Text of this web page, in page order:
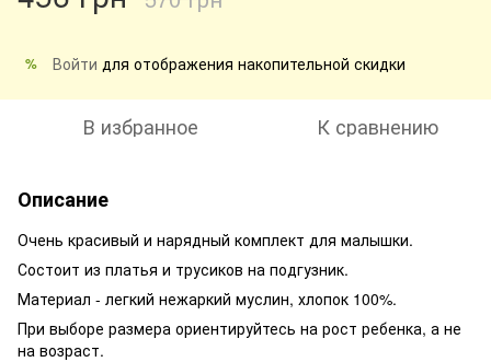
% Войти для отображения накопительной скидки
В избранное К сравнению
Описание
Очень красивый и нарядный комплект для малышки.
Состоит из платья и трусиков на подгузник.
Материал - легкий нежаркий муслин, хлопок 100%.
При выборе размера ориентируйтесь на рост ребенка, а не
на возраст.